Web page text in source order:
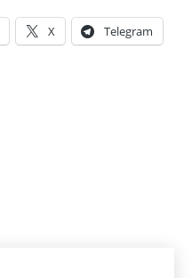
X Telegram